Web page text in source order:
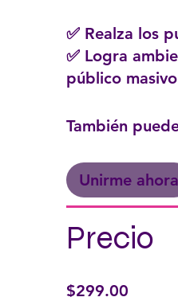
✅ Realza los
✅ Logra
público
También
Unirme ahora
Precio
$299.00